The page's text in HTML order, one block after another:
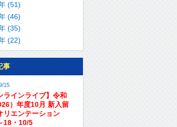
(51)
(46)
(35)
(22)
事
15
ラインライブ】令和
）年度10月 新入留
リエンテーション
18・10/5